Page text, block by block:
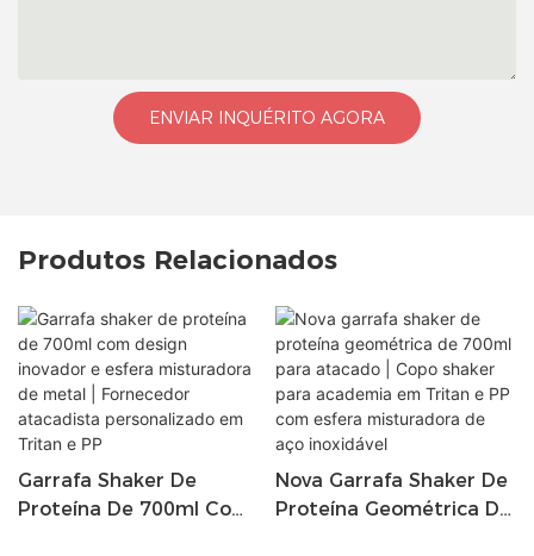
ENVIAR INQUÉRITO AGORA
Produtos Relacionados
Garrafa Shaker De
Proteína De 700ml Com
Nova Garrafa Shaker De
Proteína Geométrica De